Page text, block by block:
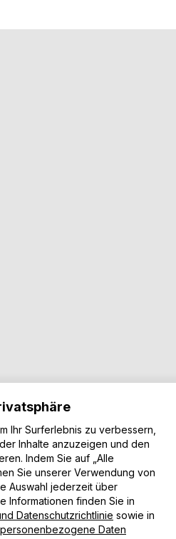
Ihr Surferlebnis zu verbessern,
Inhalte anzuzeigen und den
Indem Sie auf „Alle
Sie unserer Verwendung von
Auswahl jederzeit über
Informationen finden Sie in
Datenschutzrichtlinie sowie in
Daten